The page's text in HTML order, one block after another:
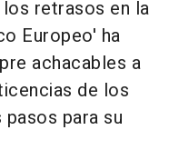
retrasos en la
Europeo' ha
achacables a
de los
para su